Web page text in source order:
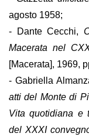
agosto 1958;
- Dante Cecchi,
Macerata nel
[Macerata], 1969,
- Gabriella
atti del Monte di
Vita quotidiana e
del XXXI